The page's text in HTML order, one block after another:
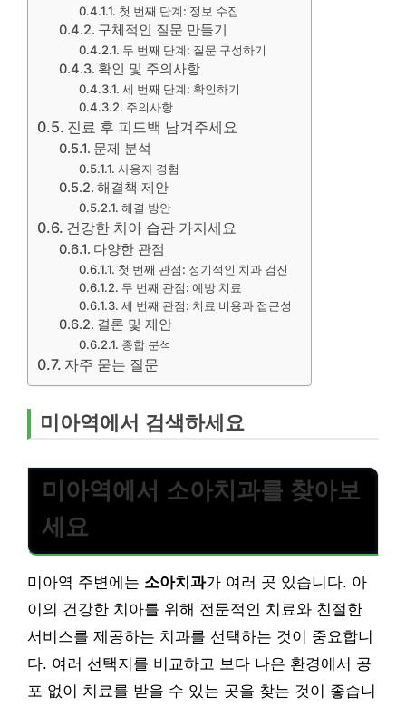
첫 번째 단계: 정보 수집
구체적인 질문 만들기
두 번째 단계: 질문 구성하기
확인 및 주의사항
세 번째 단계: 확인하기
주의사항
진료 후 피드백 남겨주세요
문제 분석
사용자 경험
해결책 제안
해결 방안
건강한 치아 습관 가지세요
다양한 관점
첫 번째 관점: 정기적인 치과 검진
두 번째 관점: 예방 치료
세 번째 관점: 치료 비용과 접근성
결론 및 제안
종합 분석
자주 묻는 질문
미아역에서 검색하세요
미아역에서 소아치과를 찾아보
세요
미아역 주변에는 소아치과가 여러 곳 있습니다. 아
이의 건강한 치아를 위해 전문적인 치료와 친절한
서비스를 제공하는 치과를 선택하는 것이 중요합니
다. 여러 선택지를 비교하고 보다 나은 환경에서 공
포 없이 치료를 받을 수 있는 곳을 찾는 것이 좋습니